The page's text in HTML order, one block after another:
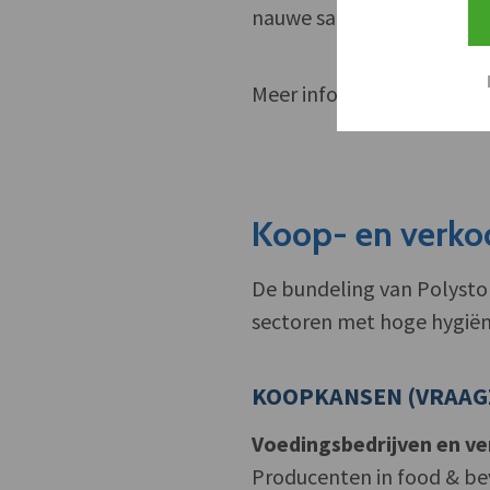
nauwe samenwerking
Meer info: 09/33.77.60 of
Koop- en
De bundeling van
sectoren met hoge
KOOPKANSEN
Voedingsbedrijven en
Producenten in food &